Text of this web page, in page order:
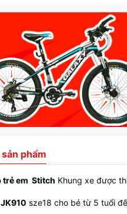
phẩm
trẻ em Stitch Khung xe được
sze18 cho bé từ 5 tuổi